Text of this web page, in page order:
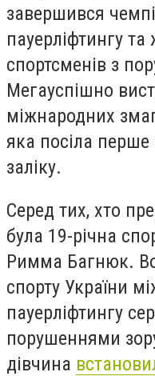
завершився
пауерліфтингу
спортсменів з
Мегауспішно
міжнародних
яка посіла
заліку.
Серед тих, хто
була 19-річна
Римма Багнюк.
спорту України
пауерліфтингу
порушеннями
дівчина